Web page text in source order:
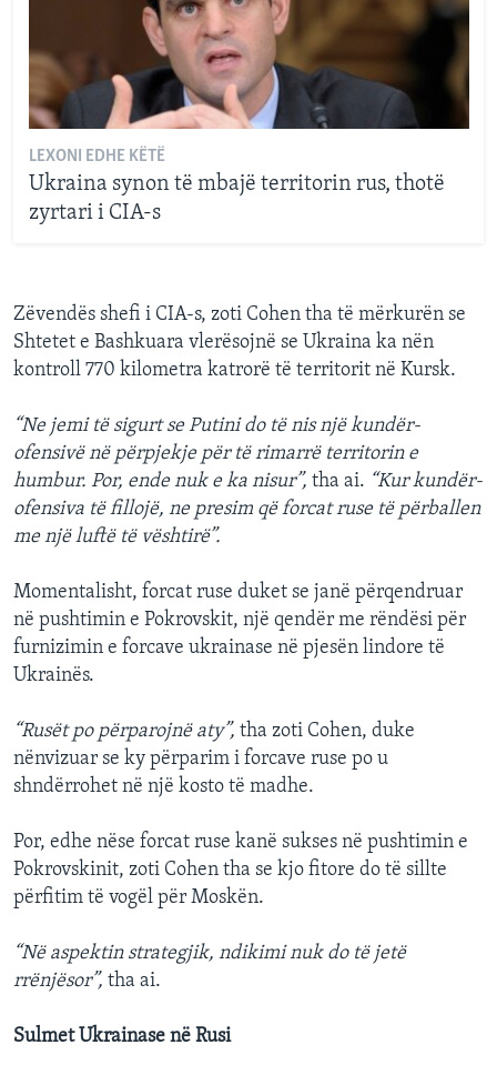
LEXONI EDHE KËTË
Ukraina synon të mbajë territorin rus, thotë
zyrtari i CIA-s
Zëvendës shefi i CIA-s, zoti Cohen tha të mërkurën se
Shtetet e Bashkuara vlerësojnë se Ukraina ka nën
kontroll 770 kilometra katrorë të territorit në Kursk.
“Ne jemi të sigurt se Putini do të nis një kundër-
ofensivë në përpjekje për të rimarrë territorin e
humbur. Por, ende nuk e ka nisur”, tha ai. “Kur kundër-
ofensiva të fillojë, ne presim që forcat ruse të përballen
me një luftë të vështirë”.
Momentalisht, forcat ruse duket se janë përqendruar
në pushtimin e Pokrovskit, një qendër me rëndësi për
furnizimin e forcave ukrainase në pjesën lindore të
Ukrainës.
“Rusët po përparojnë aty”, tha zoti Cohen, duke
nënvizuar se ky përparim i forcave ruse po u
shndërrohet në një kosto të madhe.
Por, edhe nëse forcat ruse kanë sukses në pushtimin e
Pokrovskinit, zoti Cohen tha se kjo fitore do të sillte
përfitim të vogël për Moskën.
“Në aspektin strategjik, ndikimi nuk do të jetë
rrënjësor”, tha ai.
Sulmet Ukrainase në Rusi